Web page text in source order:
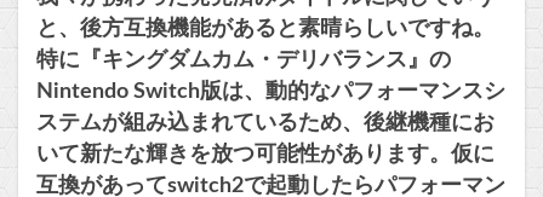
と、後方互換機能があると素晴らしいですね。
特に『キングダムカム・デリバランス』の
Nintendo Switch版は、動的なパフォーマンスシ
ステムが組み込まれているため、後継機種にお
いて新たな輝きを放つ可能性があります。仮に
互換があってswitch2で起動したらパフォーマン